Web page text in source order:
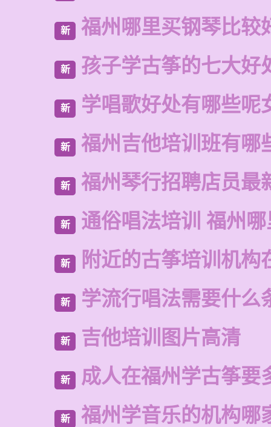
新 福州哪里买钢琴比较
新 孩子学古筝的七大好
新 学唱歌好处有哪些呢
新 福州吉他培训班有哪
新 福州琴行招聘店员最
新 通俗唱法培训 福州
新 附近的古筝培训机构
新 学流行唱法需要什么
新 吉他培训图片高清
新 成人在福州学古筝要
新 福州学音乐的机构哪